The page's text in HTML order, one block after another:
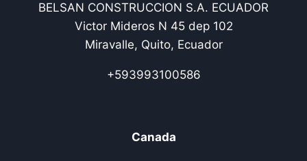
BELSAN CONSTRUCCION S.A. ECUADOR
Victor Mideros N 45 dep 102
Miravalle, Quito, Ecuador
+593993100586
Canada